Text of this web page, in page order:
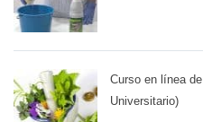
Curso en línea
Universitario)